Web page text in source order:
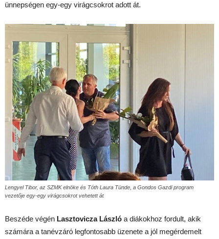
ünnepségen egy-egy virágcsokrot adott át.
Lengyel Tibor, az SZMK elnöke és Tóth Laura Tünde, a Gondos Gazdi program
vezetője egy-egy virágcsokrot vehetett át
Beszéde végén Lasztovicza László a diákokhoz fordult, akik
számára a tanévzáró legfontosabb üzenete a jól megérdemelt